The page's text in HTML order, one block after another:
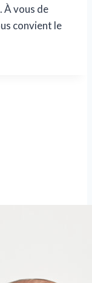
À vous de
convient le